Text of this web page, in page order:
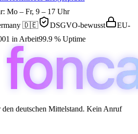
Mo – Fr, 9 – 17 Uhr
🇩🇪 DSGVO-bewusst
EU-
in Arbeit99.9 % Uptime
deutschen Mittelstand. Kein Anruf